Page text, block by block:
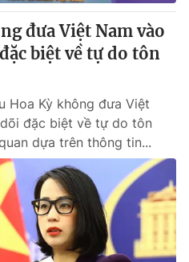
đưa Việt Nam vào
biệt về tự do tôn
Hoa Kỳ không đưa Việt
đặc biệt về tự do tôn
dựa trên thông tin...